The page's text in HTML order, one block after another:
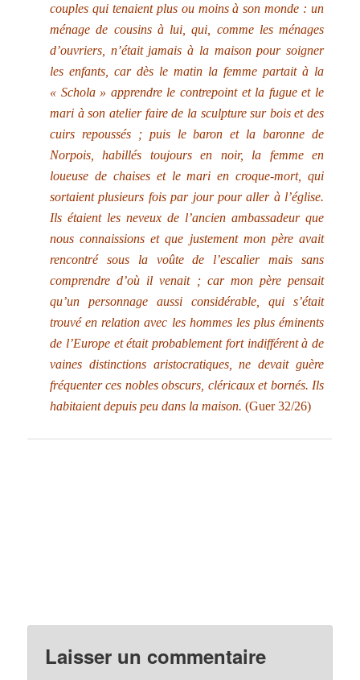
couples qui tenaient plus ou moins à son monde : un
ménage de cousins à lui, qui, comme les ménages
d’ouvriers, n’était jamais à la maison pour soigner
les enfants, car dès le matin la femme partait à la
« Schola » apprendre le contrepoint et la fugue et le
mari à son atelier faire de la sculpture sur bois et des
cuirs repoussés ; puis le baron et la baronne de
Norpois, habillés toujours en noir, la femme en
loueuse de chaises et le mari en croque-mort, qui
sortaient plusieurs fois par jour pour aller à l’église.
Ils étaient les neveux de l’ancien ambassadeur que
nous connaissions et que justement mon pèreavait
rencontré sous la voûte de l’escalier mais sans
comprendre d’où il venait ; car mon pèrepensait
qu’un personnage aussi considérable, qui s’était
trouvé en relation avec les hommes les plus éminents
de l’Europe et était probablement fort indifférent à de
vaines distinctions aristocratiques, ne devait guère
fréquenter ces nobles obscurs, cléricaux et bornés. Ils
habitaient depuis peu dans la maison.(Guer 32/26)
Laisser un commentaire